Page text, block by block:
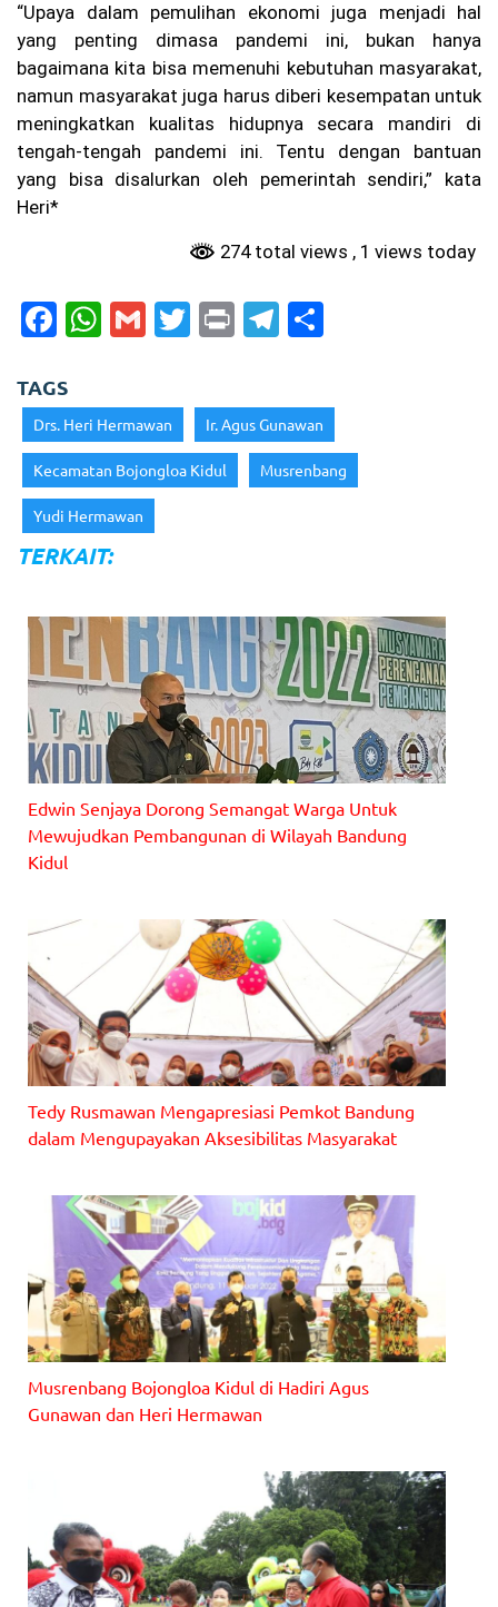
tu
k
Ed
uk
as
N
as
io
na
e
Al
ph
“Upaya dalam pemulihan ekonomi juga menjadi hal
yang penting dimasa pandemi ini, bukan hanya
bagaimana kita bisa memenuhi kebutuhan masyarakat,
namun masyarakat juga harus diberi kesempatan untuk
meningkatkan kualitas hidupnya secara mandiri di
tengah-tengah pandemi ini. Tentu dengan bantuan
yang bisa disalurkan oleh pemerintah sendiri,” kata
Heri*
274 total views , 1 views today
F
a
c
e
b
o
o
k
W
h
ts
A
p
p
G
m
l
T
w
er
Pr
in
T
el
gr
a
m
TAGS
Drs. Heri Hermawan Ir. Agus Gunawan
Kecamatan Bojongloa Kidul Musrenbang
Yudi Hermawan
TERKAIT:
Rabu (2/2/2022).
Edwin Senjaya Dorong Semangat Warga Untuk
Mewujudkan Pembangunan di Wilayah Bandung
Kidul
Plt Walikota Bandung saat menghadiri acara peresmian gedung
sekolah.
Tedy Rusmawan Mengapresiasi Pemkot Bandung
dalam Mengupayakan Aksesibilitas Masyarakat
Heri Hermawan hadir dalam Musrenbang Bandung Kidul, Jumat
Musrenbang Bojongloa Kidul di Hadiri Agus
Gunawan dan Heri Hermawan